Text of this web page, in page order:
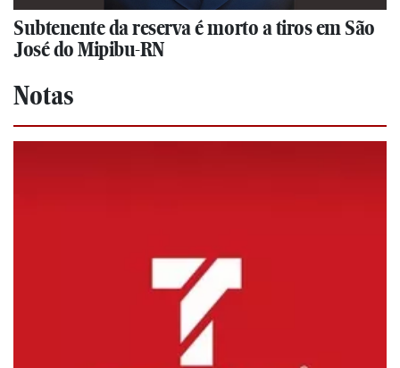
Subtenente da reserva é morto a tiros em São
José do Mipibu-RN
Notas